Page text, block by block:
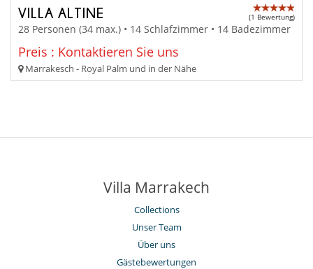
VILLA ALTINE (1 Bewertung)
28 Personen (34 max.) • 14 Schlafzimmer • 14 Badezimmer
Preis : Kontaktieren Sie uns
Marrakesch - Royal Palm und in der Nähe
Villa Marrakech
Collections
Unser Team
Über uns
Gästebewertungen